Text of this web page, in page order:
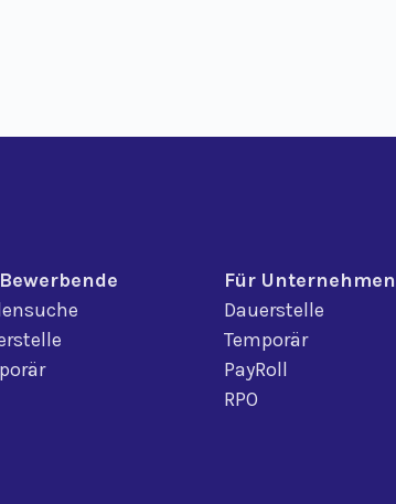
Für Unternehmen
Dauerstelle
Temporär
PayRoll
RPO